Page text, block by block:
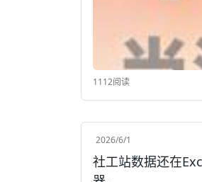
1112阅读
2026/6/1
社工站数据还在